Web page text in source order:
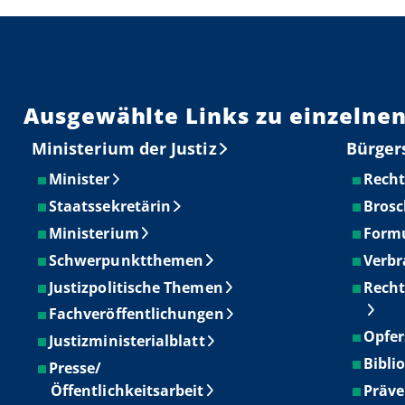
Ausgewählte Links zu
Ministerium der Justiz
Minister
Staatssekretärin
Ministerium
Schwerpunktthemen
Justizpolitische Themen
Fachveröffentlichungen
Justizministerialblatt
Presse/
Öffentlichkeitsarbeit